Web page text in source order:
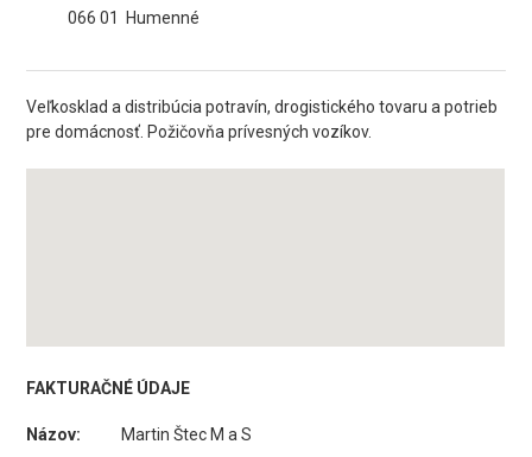
066 01
Humenné
Veľkosklad a distribúcia potravín, drogistického tovaru a potrieb
pre domácnosť. Požičovňa prívesných vozíkov.
FAKTURAČNÉ ÚDAJE
Názov:
Martin Štec M a S